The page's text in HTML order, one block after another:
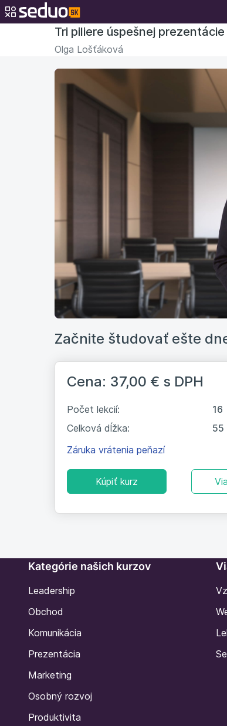
Tri piliere úspešnej prezentácie
Olga Lošťáková
Začnite študovať ešte
Cena: 37,00 € s DPH
Počet lekcií:
16
Celková dĺžka:
55
Záruka vrátenia peňazí
Kúpiť kurz
Kategórie našich kurzov
Leadership
Obchod
Komunikácia
Prezentácia
Marketing
Osobný rozvoj
Produktivita